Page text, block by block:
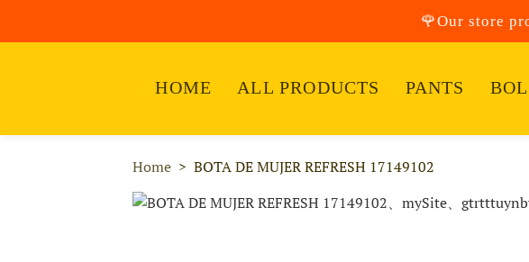
HOME ALL PRODUCTS PANTS
🌹Our store
Home BOTA DE MUJER REFRESH 17149102